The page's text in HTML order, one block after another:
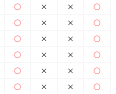
○
○
○
○
○
○
×
×
×
×
×
×
×
×
×
×
×
×
○
○
○
○
○
○